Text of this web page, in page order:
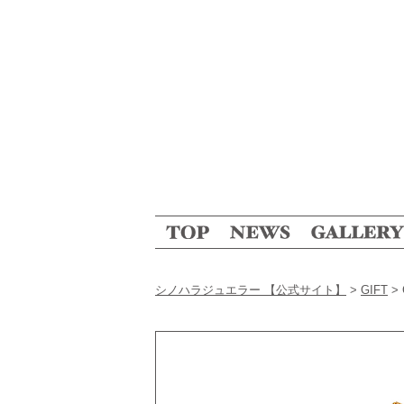
シノハラジュエラー 【公式サイト】 > GIFT >